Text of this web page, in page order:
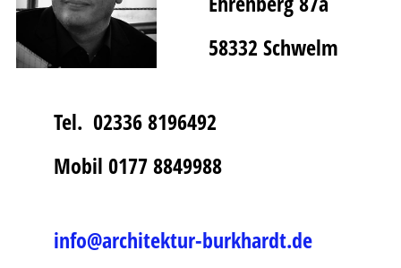
58332 Schwelm
Tel. 02336 8196492
Mobil 0177 8849988
info@architektur-burkhardt.de